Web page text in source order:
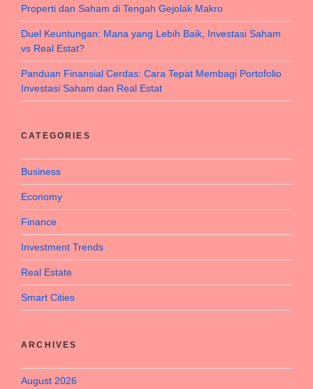
Properti dan Saham di Tengah Gejolak Makro
Duel Keuntungan: Mana yang Lebih Baik, Investasi Saham
vs Real Estat?
Panduan Finansial Cerdas: Cara Tepat Membagi Portofolio
Investasi Saham dan Real Estat
CATEGORIES
Business
Economy
Finance
Investment Trends
Real Estate
Smart Cities
ARCHIVES
August 2026